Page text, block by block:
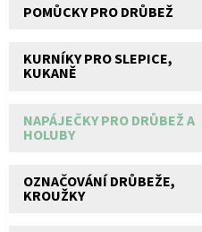
POMŮCKY PRO DRŮBEŽ
KURNÍKY PRO SLEPICE,
KUKANĚ
NAPÁJEČKY PRO DRŮBEŽ A
HOLUBY
OZNAČOVÁNÍ DRŮBEŽE,
KROUŽKY